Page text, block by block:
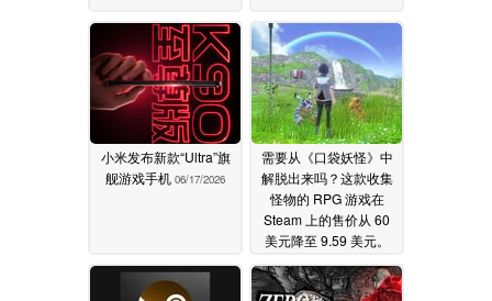
小米发布新款“Ultra”旗
舰游戏手机 06/17/2026
需要从《口袋妖怪》中
解脱出来吗？这款收集
怪物的 RPG 游戏在
Steam 上的售价从 60
美元降至 9.59 美元。
05/22/2026